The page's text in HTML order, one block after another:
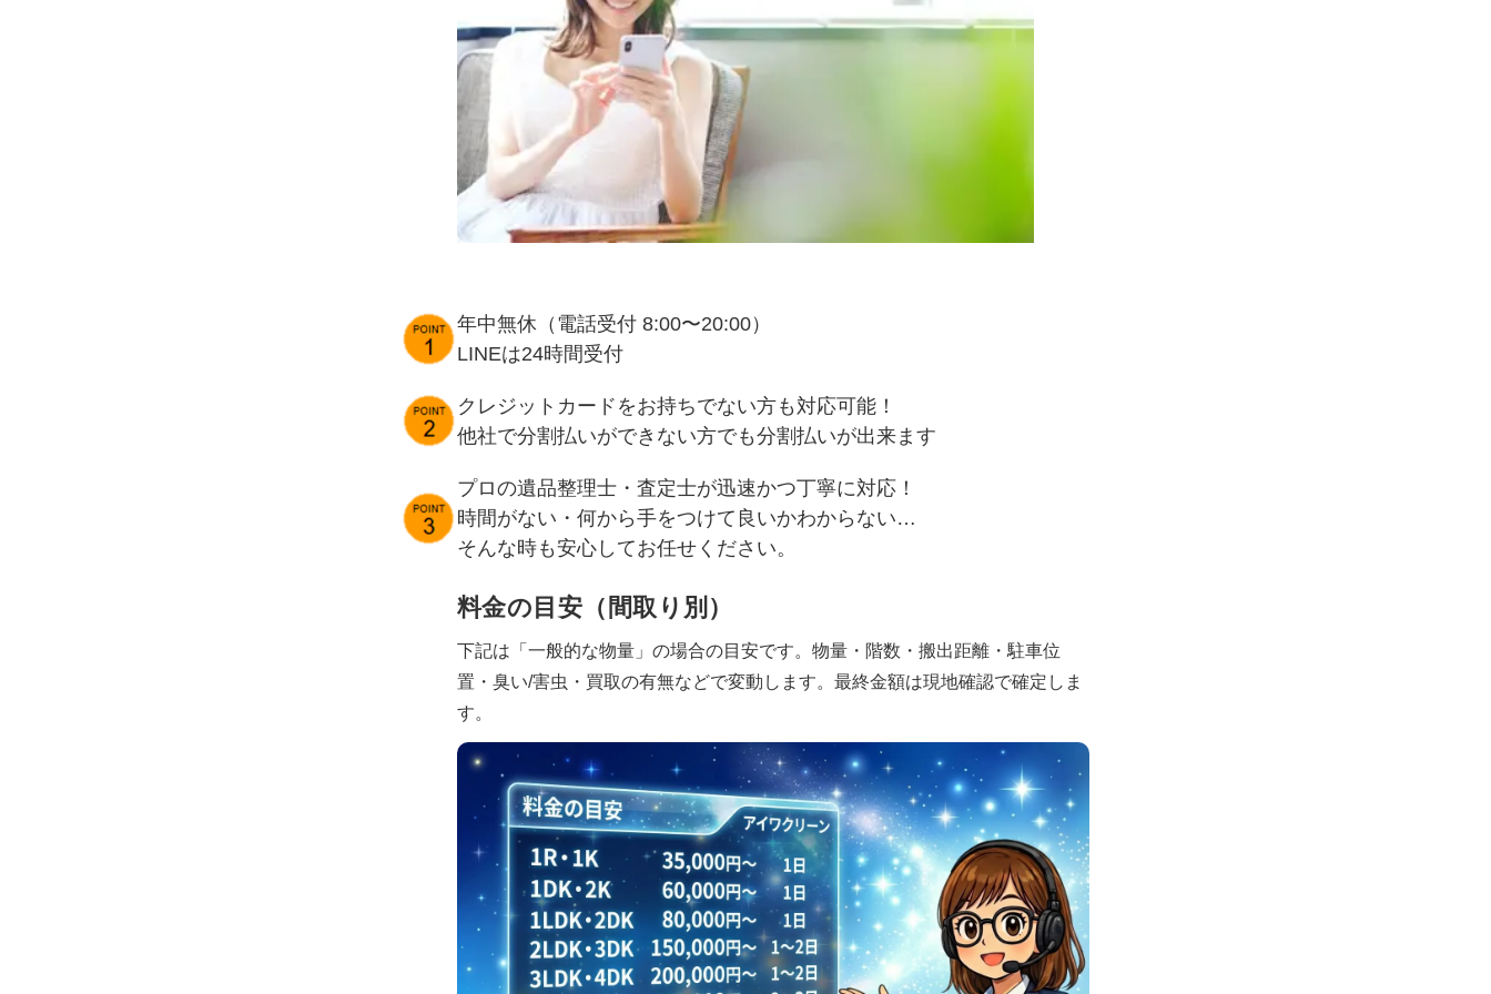
年中無休（電話受付 8:00〜20:00）
LINEは24時間受付
クレジットカードをお持ちでない方も対応可能！
他社で分割払いができない方でも分割払いが出来ます
プロの遺品整理士・査定士が迅速かつ丁寧に対応！
時間がない・何から手をつけて良いかわからない…
そんな時も安心してお任せください。
料金の目安（間取り別）
下記は「一般的な物量」の場合の目安です。物量・階数・搬出距離・駐車位
置・臭い/害虫・買取の有無などで変動します。最終金額は現地確認で確定しま
す。